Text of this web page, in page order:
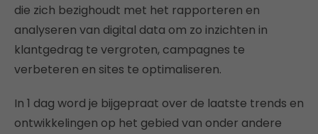
die zich bezighoudt met het rapporteren en
analyseren van digital data om zo inzichten in
klantgedrag te vergroten, campagnes te
verbeteren en sites te optimaliseren.
In 1 dag word je bijgepraat over de laatste trends en
ontwikkelingen op het gebied van onder andere